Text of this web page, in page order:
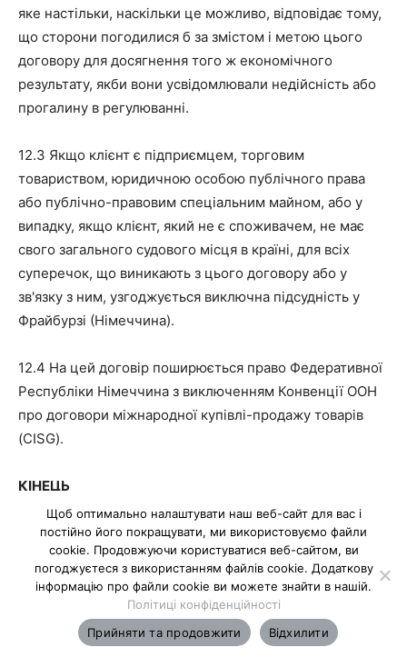
яке настільки, наскільки це можливо, відповідає тому,
що сторони погодилися б за змістом і метою цього
договору для досягнення того ж економічного
результату, якби вони усвідомлювали недійсність або
прогалину в регулюванні.
12.3 Якщо клієнт є підприємцем, торговим
товариством, юридичною особою публічного права
або публічно-правовим спеціальним майном, або у
випадку, якщо клієнт, який не є споживачем, не має
свого загального судового місця в країні, для всіх
суперечок, що виникають з цього договору або у
зв'язку з ним, узгоджується виключна підсудність у
Фрайбурзі (Німеччина).
12.4 На цей договір поширюється право Федеративної
Республіки Німеччина з виключенням Конвенції ООН
про договори міжнародної купівлі-продажу товарів
(CISG).
КІНЕЦЬ
Умови Конфіденційність Контакт
© 2020 Dieonlinemagazine.de
Щоб оптимально налаштувати наш веб-сайт для вас і
постійно його покращувати, ми використовуємо файли
cookie. Продовжуючи користуватися веб-сайтом, ви
погоджуєтеся з використанням файлів cookie. Додаткову
інформацію про файли cookie ви можете знайти в нашій.
Політиці конфіденційності
Прийняти та продовжити
Відхилити